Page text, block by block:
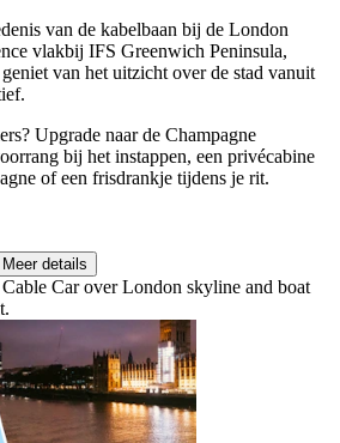
van de kabelbaan bij de London
vlakbij IFS Greenwich Peninsula,
van het uitzicht over de stad vanuit
Upgrade naar de Champagne
bij het instappen, een privécabine
of een frisdrankje tijdens je rit.
Meer details
Car over London skyline and boat